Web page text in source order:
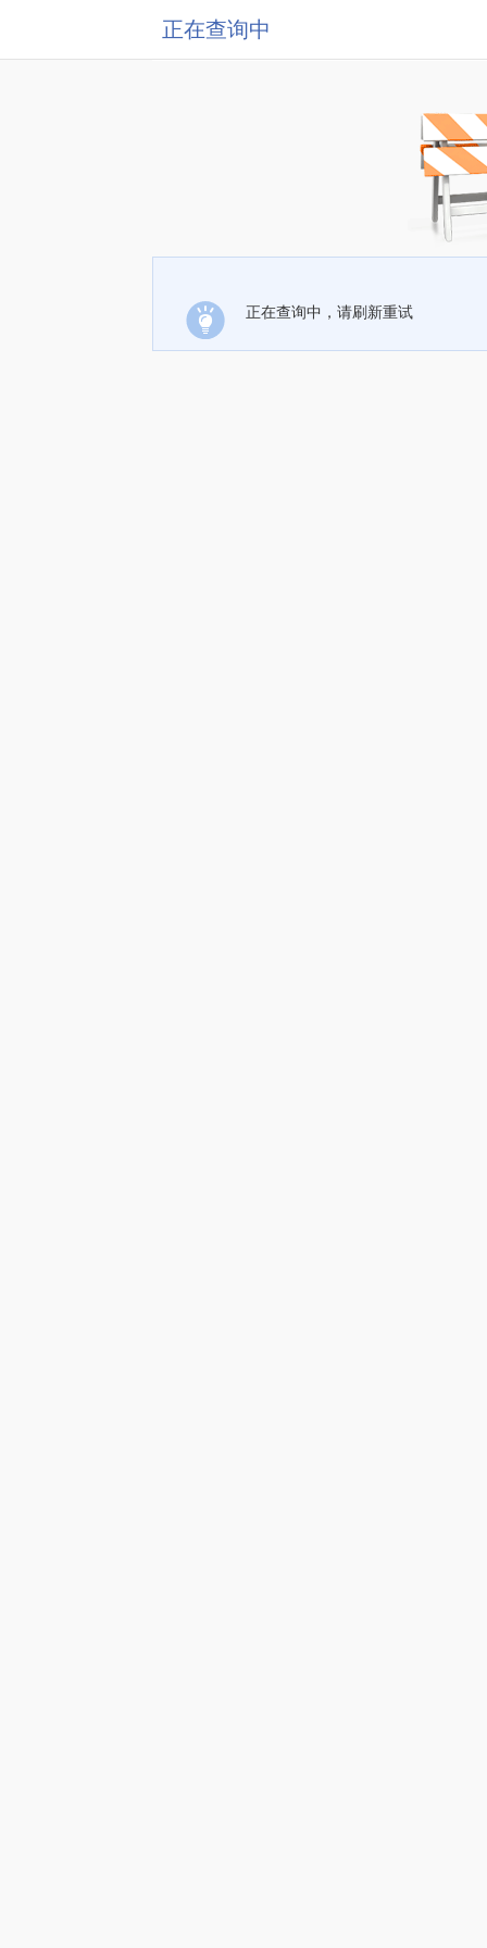
正在查询中
正在查询中，请刷新重试